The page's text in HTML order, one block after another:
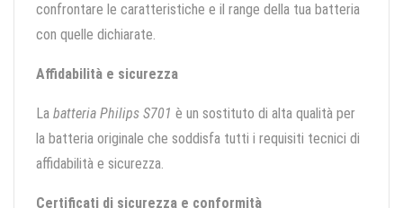
confrontare le caratteristiche e il range della tua batteria
con quelle dichiarate.
Affidabilità e sicurezza
La batteria Philips S701 è un sostituto di alta qualità per
la batteria originale che soddisfa tutti i requisiti tecnici di
affidabilità e sicurezza.
Certificati di sicurezza e conformità